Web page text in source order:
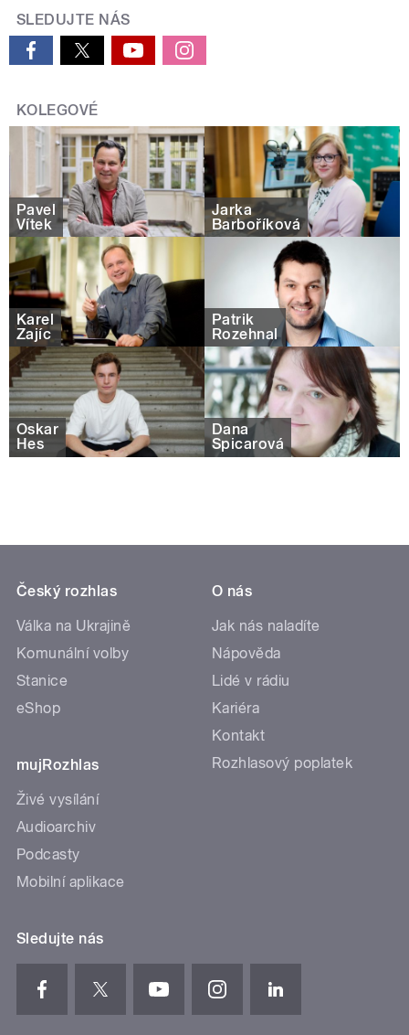
SLEDUJTE NÁS
KOLEGOVÉ
Pavel
Vítek
Jarka
Barboříková
Karel
Zajíc
Patrik
Rozehnal
Oskar
Hes
Dana
Špicarová
Český rozhlas
Válka na Ukrajině
Komunální volby
Stanice
eShop
mujRozhlas
Živé vysílání
Audioarchiv
Podcasty
Mobilní aplikace
O nás
Jak nás naladíte
Nápověda
Lidé v rádiu
Kariéra
Kontakt
Rozhlasový poplatek
Sledujte nás